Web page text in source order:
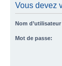
Vous devez
Nom d’utilisateur
Mot de passe: